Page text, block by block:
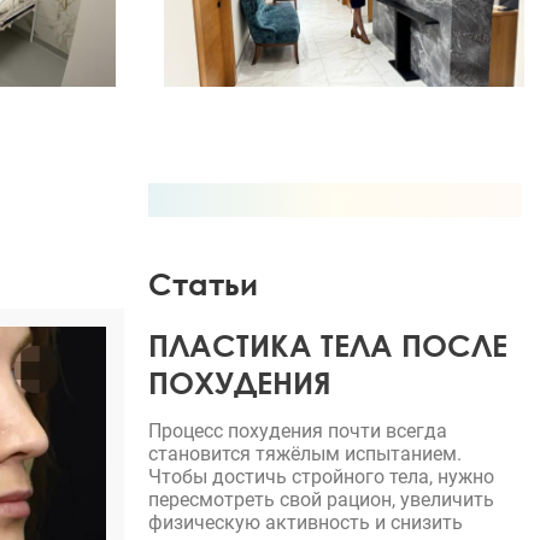
Статьи
ПЛАСТИКА ТЕЛА ПОСЛЕ
ПОХУДЕНИЯ
Процесс похудения почти всегда
становится тяжёлым испытанием.
Чтобы достичь стройного тела, нужно
пересмотреть свой рацион, увеличить
физическую активность и снизить